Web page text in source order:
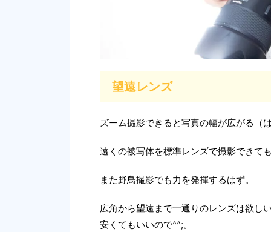
望遠レンズ
ズーム撮影できると写真の幅が広がる（は
遠くの被写体を標準レンズで撮影できて
また野鳥撮影でも力を発揮するはず。
広角から望遠まで一通りのレンズは欲し
安くてもいいので^^;。